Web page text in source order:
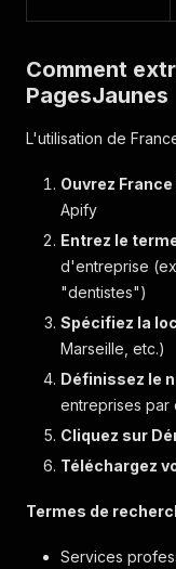
Comment
PagesJaunes
L'utilisation de
Ouvrez
Apify
Entrez le
d'entreprise
"dentistes")
Spécifiez la
Marseille, etc.)
Définissez le
entreprises par
Cliquez sur
Téléchargez
Termes de
Services